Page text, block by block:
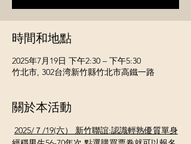
時間和地點
2025年7月19日 下午2:30 – 下午5:30
竹北市, 302台湾新竹縣竹北市高鐵一路
關於本活動
2025/７/19(六） 新竹聯誼:認識輕熟優質單身